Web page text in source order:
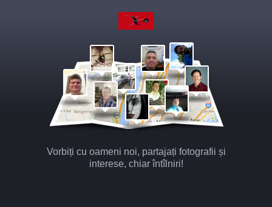
Vorbiți cu oameni noi, partajați fotografii și
interese, chiar întîlniri!